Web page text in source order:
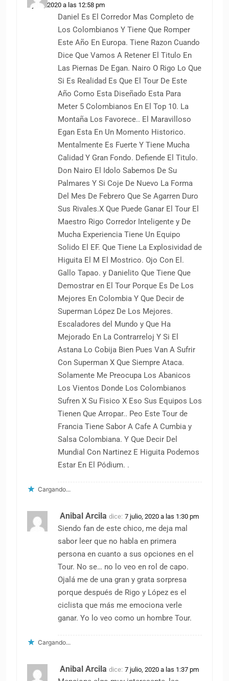
7 julio, 2020 a las 12:58 pm
Daniel Es El Corredor Mas Completo de
Los Colombianos Y Tiene Que Romper
Este Año En Europa. Tiene Razon Cuando
Dice Que Vamos A Retener El Titulo En
Las Piernas De Egan. Nairo O Rigo Lo Que
Si Es Realidad Es Que El Tour De Este
Año Como Esta Diseñado Esta Para
Meter 5 Colombianos En El Top 10. La
Montaña Los Favorece.. El Maravilloso
Egan Esta En Un Momento Historico.
Mentalmente Es Fuerte Y Tiene Mucha
Calidad Y Gran Fondo. Defiende El Titulo.
Don Nairo El Idolo Sabemos De Su
Palmares Y Si Coje De Nuevo La Forma
Del Mes De Febrero Que Se Agarren Duro
Sus Rivales.X Que Puede Ganar El Tour El
Maestro Rigo Corredor Inteligente y De
Mucha Experiencia Tiene Un Equipo
Solido El EF. Que Tiene La Explosividad de
Higuita El M El Mostrico. Ojo Con El.
Gallo Tapao. y Danielito Que Tiene Que
Demostrar en El Tour Porque Es De Los
Mejores En Colombia Y Que Decir de
Superman López De Los Mejores.
Escaladores del Mundo y Que Ha
Mejorado En La Contrarreloj Y Si El
Astana Lo Cobija Bien Pues Van A Sufrir
Con Superman X Que Siempre Ataca.
Solamente Me Preocupa Los Abanicos
Los Vientos Donde Los Colombianos
Sufren X Su Fisico X Eso Sus Equipos Los
Tienen Que Arropar.. Peo Este Tour de
Francia Tiene Sabor A Cafe A Cumbia y
Salsa Colombiana. Y Que Decir Del
Mundial Con Nartinez E Higuita Podemos
Estar En El Pódium. .
Cargando...
Anibal Arcila dice: 7 julio, 2020 a las 1:30 pm
Siendo fan de este chico, me deja mal
sabor leer que no habla en primera
persona en cuanto a sus opciones en el
Tour. No se… no lo veo en rol de capo.
Ojalá me de una gran y grata sorpresa
porque después de Rigo y López es el
ciclista que más me emociona verle
ganar. Yo lo veo como un hombre Tour.
Cargando...
Anibal Arcila dice: 7 julio, 2020 a las 1:37 pm